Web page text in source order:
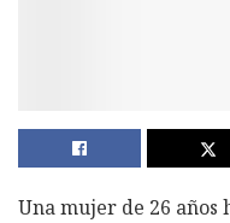
Una mujer de 26 años